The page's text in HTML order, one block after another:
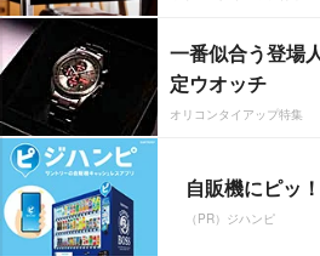
一番似合う登場
定ウオッチ
オリコンタイアップ特集
自販機にピッ
（PR）ジハンピ